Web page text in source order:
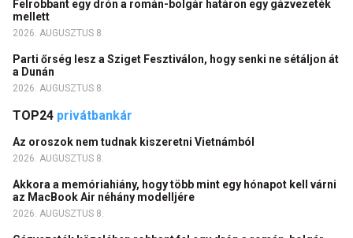
Felrobbant egy drón a román-bolgár határon egy gázvezeték
mellett
2026. AUGUSZTUS 8.
Parti őrség lesz a Sziget Fesztiválon, hogy senki ne sétáljon át
a Dunán
2026. AUGUSZTUS 8.
TOP24 privátbankár
Az oroszok nem tudnak kiszeretni Vietnámból
2026. AUGUSZTUS 8.
Akkora a memóriahiány, hogy több mint egy hónapot kell várni
az MacBook Air néhány modelljére
2026. AUGUSZTUS 8.